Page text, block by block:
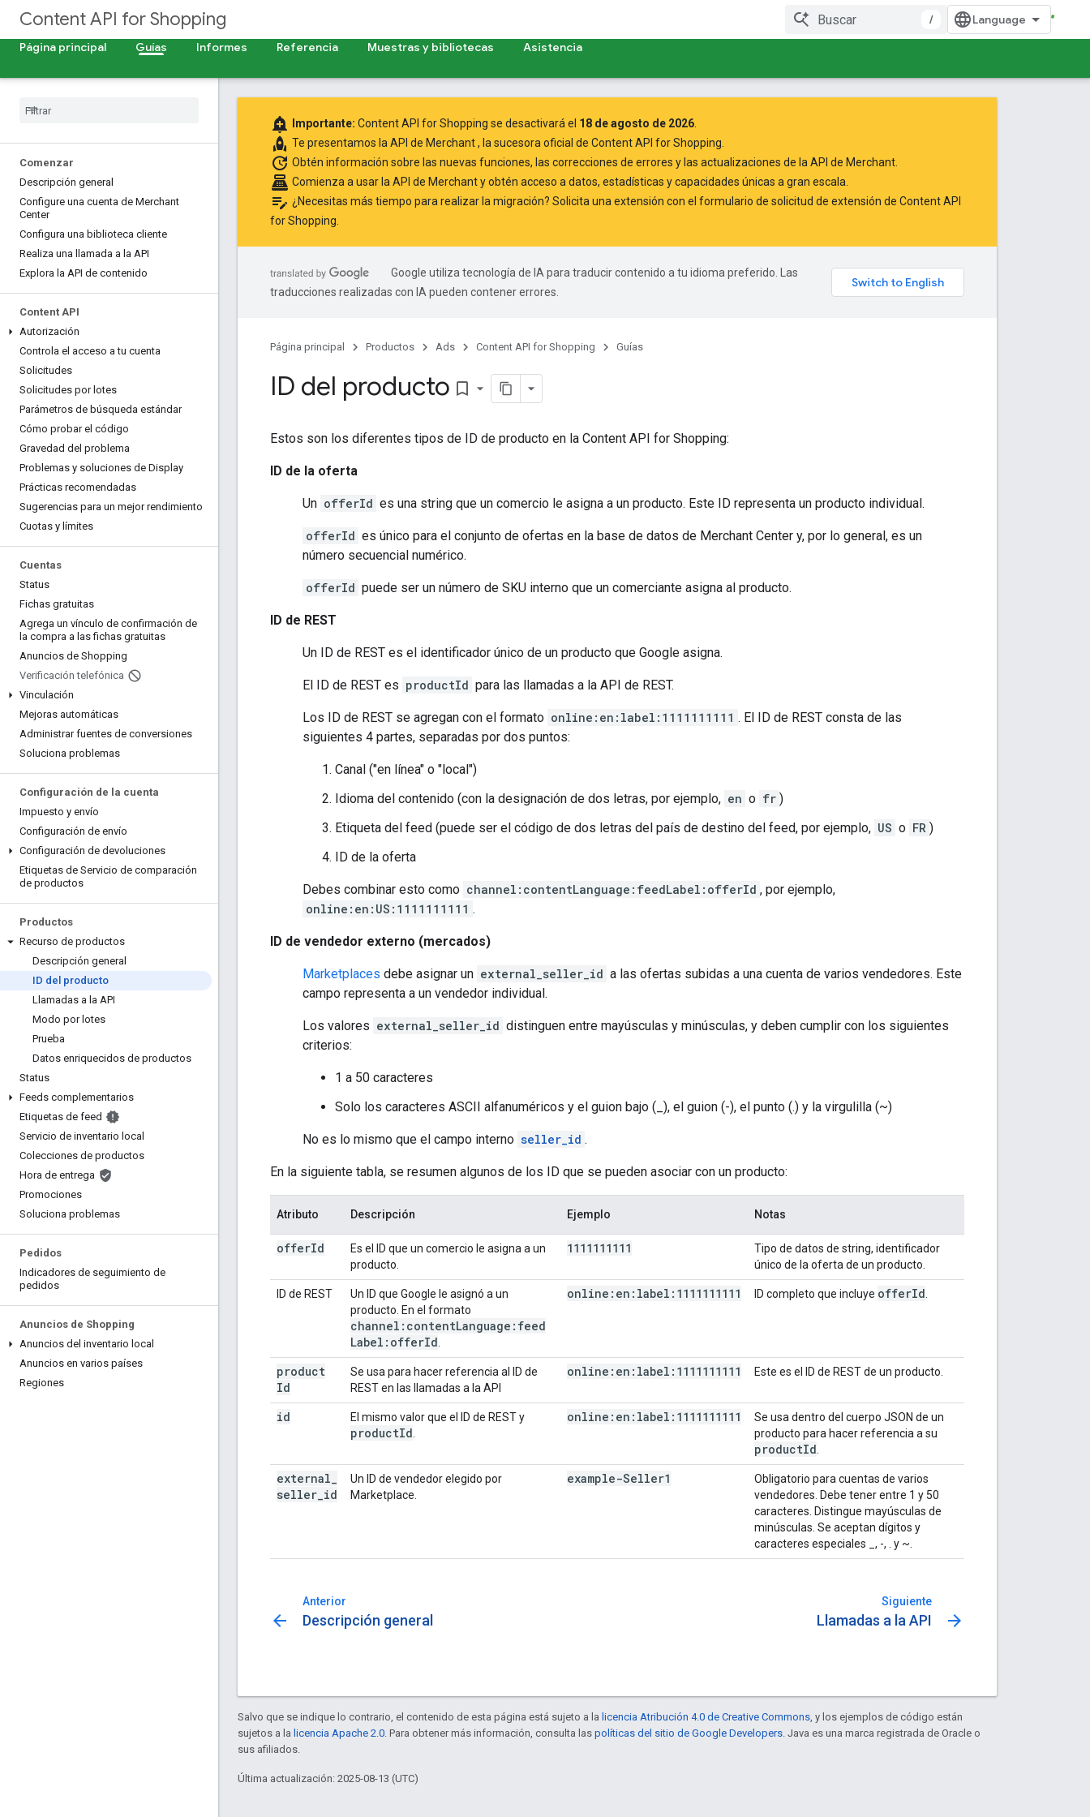
Content API for Shopping
/
Página principal
Guías Informes Referencia Muestras y bibliotecas Asistencia
Comenzar
Descripción general
Configure una cuenta de Merchant
Center
Configura una biblioteca cliente
Realiza una llamada a la API
Explora la API de contenido
Content API
Autorización
Controla el acceso a tu cuenta
Solicitudes
Solicitudes por lotes
Parámetros de búsqueda estándar
Cómo probar el código
Gravedad del problema
Problemas y soluciones de Display
Prácticas recomendadas
Sugerencias para un mejor rendimiento
Cuotas y límites
Cuentas
Status
Fichas gratuitas
Agrega un vínculo de confirmación de
la compra a las fichas gratuitas
Anuncios de Shopping
Verificación telefónica
Vinculación
Mejoras automáticas
Administrar fuentes de conversiones
Soluciona problemas
Configuración de la cuenta
Impuesto y envío
Configuración de envío
Configuración de devoluciones
Etiquetas de Servicio de comparación
de productos
Productos
Recurso de productos
Descripción general
ID del producto
Llamadas a la API
Modo por lotes
Prueba
Datos enriquecidos de productos
Status
Feeds complementarios
Etiquetas de feed
Servicio de inventario local
Colecciones de productos
Hora de entrega
Promociones
Soluciona problemas
Pedidos
Indicadores de seguimiento de
pedidos
Anuncios de Shopping
Anuncios del inventario local
Anuncios en varios países
Regiones
add_alert Importante: Content API for Shopping se desactivará el 18 de agosto de 2026
rocket Te presentamos la API de Merchant, la sucesora oficial de Content API for Shopping.
update Obtén información sobre las nuevas funciones, las correcciones de errores y las actualizaciones de la API de Merchant.
point_of_sale Comienza a usar la API de Merchanty obtén acceso a datos, estadísticas y capacidades únicas a gran escala.
edit_note ¿Necesitas más tiempo para realizar la migración? Solicita una extensión con el formulario de solicitud de extensión de Content API
for Shopping
Google utiliza tecnología de IA para traducir contenido a tu idioma preferido. Las
traducciones realizadas con IA pueden contener errores.
Página principal Productos Ads Content API for Shopping Guías
ID del producto bookmark_border
Estos son los diferentes tipos de ID de producto en la Content API for Shopping:
ID de la oferta
Un offerId es una string que un comercio le asigna a un producto. Este ID representa un producto individual.
offerId es único para el conjunto de ofertas en la base de datos de Merchant Center y, por lo general, es un
número secuencial numérico.
offerId puede ser un número de SKU interno que un comerciante asigna al producto.
ID de REST
Un ID de REST es el identificador único de un producto que Google asigna.
El ID de REST es productId para las llamadas a la API de REST.
Los ID de REST se agregan con el formato online:en:label:1111111111 . El ID de REST consta de las
siguientes 4 partes, separadas por dos puntos:
Canal ("en línea" o "local")
Idioma del contenido (con la designación de dos letras, por ejemplo, en o fr )
Etiqueta del feed (puede ser el código de dos letras del país de destino del feed, por ejemplo, US o FR )
ID de la oferta
Debes combinar esto como channel:contentLanguage:feedLabel:offerId , por ejemplo,
online:en:US:1111111111 .
ID de vendedor externo (mercados)
Marketplaces debe asignar un external_seller_id a las ofertas subidas a una cuenta de varios vendedores. Este
campo representa a un vendedor individual.
Los valores external_seller_id distinguen entre mayúsculas y minúsculas, y deben cumplir con los siguientes
criterios:
1 a 50 caracteres
Solo los caracteres ASCII alfanuméricos y el guion bajo (_), el guion (-), el punto (.) y la virgulilla (~)
No es lo mismo que el campo interno seller_id .
En la siguiente tabla, se resumen algunos de los ID que se pueden asociar con un producto:
Atributo Descripción Ejemplo Notas
offerId
Es el ID que un comercio le asigna a un
producto.
1111111111
Tipo de datos de string, identificador
único de la oferta de un producto.
ID de REST
Un ID que Google le asignó a un
producto. En el formato
channel:contentLanguage:feed
Label:offerId
online:en:label:1111111111 ID completo que incluye offerId
product
Id
Se usa para hacer referencia al ID de
REST en las llamadas a la API
online:en:label:1111111111 Este es el ID de REST de un producto.
id El mismo valor que el ID de REST y
productId
online:en:label:1111111111
Se usa dentro del cuerpo JSON de un
producto para hacer referencia a su
productId
external
seller id
Un ID de vendedor elegido por
Marketplace.
example-Seller1
Obligatorio para cuentas de varios
vendedores. Debe tener entre 1 y 50
caracteres. Distingue mayúsculas de
minúsculas. Se aceptan dígitos y
caracteres especiales _, -, . y ~.
Anterior
arrow_back Descripción general
Siguiente
Llamadas a la API arrow_forward
Salvo que se indique lo contrario, el contenido de esta página está sujeto a la licencia Atribución 4.0 de Creative Commons , y los ejemplos de código están
sujetos a la licencia Apache 2.0 . Para obtener más información, consulta las políticas del sitio de Google Developers . Java es una marca registrada de Oracle o
sus afiliados.
Última actualización: 2025-08-13 (UTC)